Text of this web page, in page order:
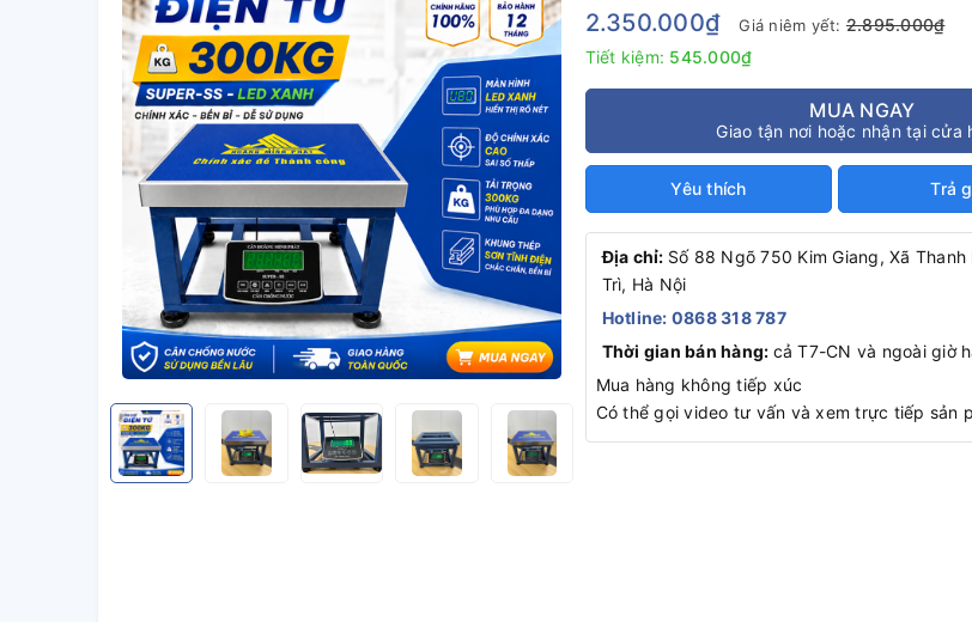
2.350.000₫ Giá niêm yết: 2.895.000₫
Tiết kiệm: 545.000₫
MUA NGAY
Giao tận nơi hoặc nhận tại cửa
Yêu thích Trả
Địa chỉ: Số 88 Ngõ 750 Kim Giang, Xã
Trì, Hà Nội
Hotline: 0868 318 787
Thời gian bán hàng: cả T7-CN và ngoài giờ
Mua hàng không tiếp xúc
Có thể gọi video tư vấn và xem trực tiếp sản